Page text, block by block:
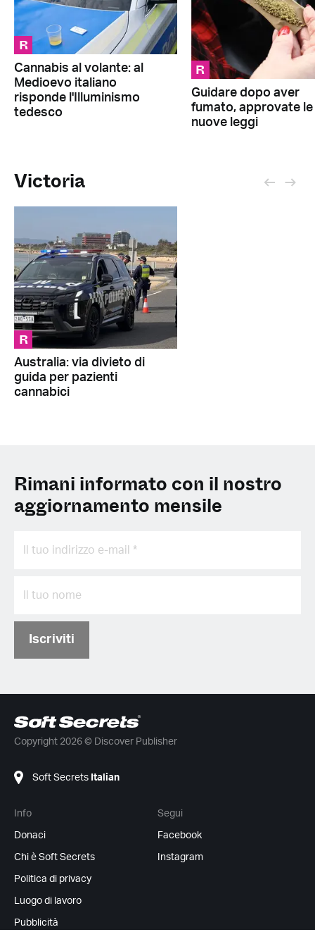
R
Cannabis al volante: al
Medioevo italiano
risponde l'Illuminismo
tedesco
R
Guidare dopo aver
fumato, approvate le
nuove leggi
Victoria
R
Australia: via divieto di
guida per pazienti
cannabici
Rimani informato con il nostro
aggiornamento mensile
Iscriviti
Copyright 2026 © Discover Publisher
Soft Secrets Italian
Info
Donaci
Chi è Soft Secrets
Politica di privacy
Luogo di lavoro
Pubblicità
Segui
Facebook
Instagram